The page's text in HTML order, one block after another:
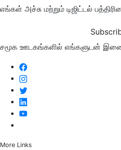
எங்கள் அச்சு மற்றும் டிஜிட்டல்
சமூக ஊடகங்களில் எங்களுடன்
More Links